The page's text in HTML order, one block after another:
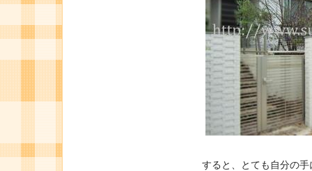
すると、とても自分の